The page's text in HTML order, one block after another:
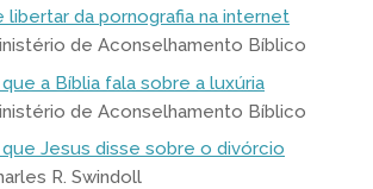
libertar da pornografia na internet
de Aconselhamento Bíblico
a Bíblia fala sobre a luxúria
de Aconselhamento Bíblico
que Jesus disse sobre o divórcio
R. Swindoll